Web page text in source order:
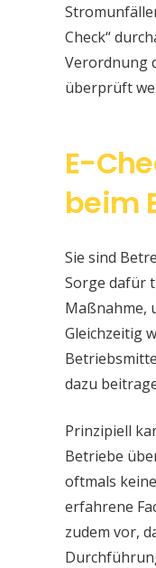
Check“
Verordnung
überprüft
E-
beim
Sie sind
Sorge dafür
Maßnahme,
Gleichzeitig
dazu
Prinzipiell
Betriebe
oftmals
erfahrene
zudem vor,